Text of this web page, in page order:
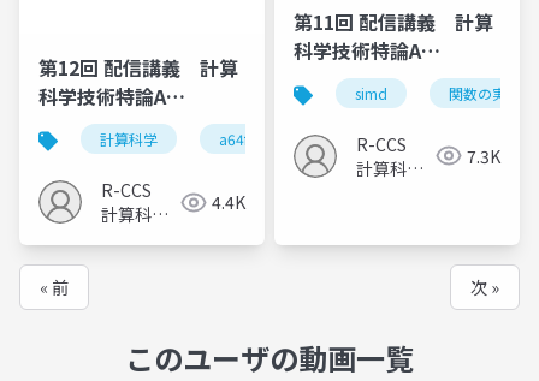
第12回 配信講義 計算
科学技術特論A
（2023）計算科学 a64fx カーネルのチューニング
R-CCS
計算科学
4.4K
第11回 配信講義 計算
科学技術特論A
（2023）
simd 関数の実装例
R-CCS
計算科学
7.3K
« 前 次 »
このユーザの動画一覧